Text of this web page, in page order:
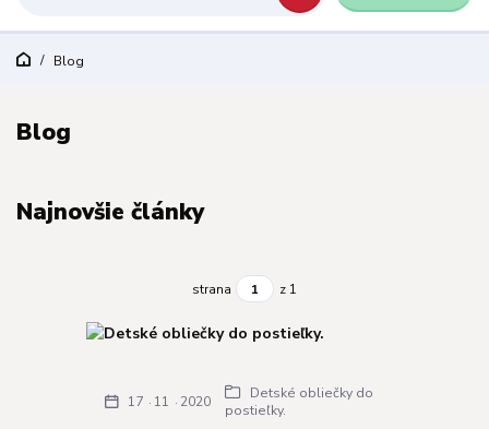
Blog
Blog
Najnovšie články
strana z 1
17 11 2020
Detské obliečky do
postieľky.